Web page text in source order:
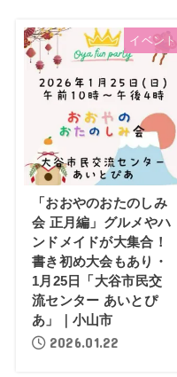
イベント
「おおやのおたのしみ
会 正月編」グルメやハ
ンドメイドが大集合！
書き初め大会もあり・
1月25日「大谷市民交
流センター あいとぴ
あ」｜小山市
2026.01.22